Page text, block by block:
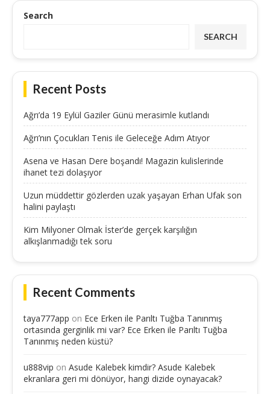
Search
SEARCH
Recent Posts
Ağrı’da 19 Eylül Gaziler Günü merasimle kutlandı
Ağrı’nın Çocukları Tenis ile Geleceğe Adım Atıyor
Asena ve Hasan Dere boşandı! Magazin kulislerinde
ihanet tezi dolaşıyor
Uzun müddettir gözlerden uzak yaşayan Erhan Ufak son
halini paylaştı
Kim Milyoner Olmak İster’de gerçek karşılığın
alkışlanmadığı tek soru
Recent Comments
taya777app on Ece Erken ile Parıltı Tuğba Tanınmış
ortasında gerginlik mi var? Ece Erken ile Parıltı Tuğba
Tanınmış neden küstü?
u888vip on Asude Kalebek kimdir? Asude Kalebek
ekranlara geri mi dönüyor, hangi dizide oynayacak?